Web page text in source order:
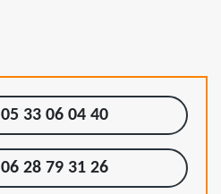
05 33 06 04 40
06 28 79 31 26